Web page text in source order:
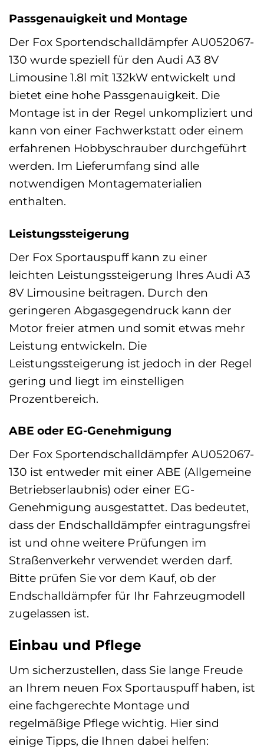
Passgenauigkeit und Montage
Der Fox Sportendschalldämpfer AU052067-
130 wurde speziell für den Audi A3 8V
Limousine 1.8l mit 132kW entwickelt und
bietet eine hohe Passgenauigkeit. Die
Montage ist in der Regel unkompliziert und
kann von einer Fachwerkstatt oder einem
erfahrenen Hobbyschrauber durchgeführt
werden. Im Lieferumfang sind alle
notwendigen Montagematerialien
enthalten.
Leistungssteigerung
Der Fox Sportauspuff kann zu einer
leichten Leistungssteigerung Ihres Audi A3
8V Limousine beitragen. Durch den
geringeren Abgasgegendruck kann der
Motor freier atmen und somit etwas mehr
Leistung entwickeln. Die
Leistungssteigerung ist jedoch in der Regel
gering und liegt im einstelligen
Prozentbereich.
ABE oder EG-Genehmigung
Der Fox Sportendschalldämpfer AU052067-
130 ist entweder mit einer ABE (Allgemeine
Betriebserlaubnis) oder einer EG-
Genehmigung ausgestattet. Das bedeutet,
dass der Endschalldämpfer eintragungsfrei
ist und ohne weitere Prüfungen im
Straßenverkehr verwendet werden darf.
Bitte prüfen Sie vor dem Kauf, ob der
Endschalldämpfer für Ihr Fahrzeugmodell
zugelassen ist.
Einbau und Pflege
Um sicherzustellen, dass Sie lange Freude
an Ihrem neuen Fox Sportauspuff haben, ist
eine fachgerechte Montage und
regelmäßige Pflege wichtig. Hier sind
einige Tipps, die Ihnen dabei helfen: